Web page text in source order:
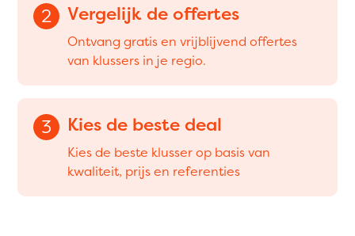
2 Vergelijk de offertes
Ontvang gratis en vrijblijvend offertes
van klussers in je regio.
3 Kies de beste deal
Kies de beste klusser op basis van
kwaliteit, prijs en referenties